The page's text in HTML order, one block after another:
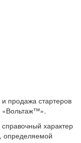
продажа стартеров
«Вольтаж™».
характер
определяемой